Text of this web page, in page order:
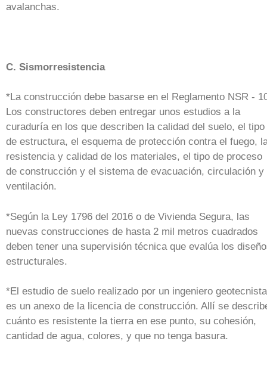
avalanchas.
C. Sismorresistencia
*La construcción debe basarse en el Reglamento NSR -
Los constructores deben entregar unos estudios a la
curaduría en los que describen la calidad del suelo, el tipo
de estructura, el esquema de protección contra el fuego,
resistencia y calidad de los materiales, el tipo de proceso
de construcción y el sistema de evacuación, circulación y
ventilación.
*Según la Ley 1796 del 2016 o de Vivienda Segura, las
nuevas construcciones de hasta 2 mil metros cuadrados
deben tener una supervisión técnica que evalúa los
estructurales.
*El estudio de suelo realizado por un ingeniero geotecnista
es un anexo de la licencia de construcción. Allí se
cuánto es resistente la tierra en ese punto, su cohesión,
cantidad de agua, colores, y que no tenga basura.